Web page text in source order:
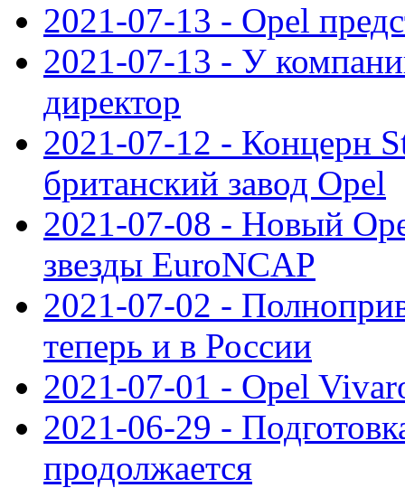
2021-07-13 - Opel
2021-07-13 - У
директор
2021-07-12 - Концерн
британский завод Opel
2021-07-08 - Новый
звезды EuroNCAP
2021-07-02 -
теперь и в России
2021-07-01 - Opel
2021-06-29 -
продолжается